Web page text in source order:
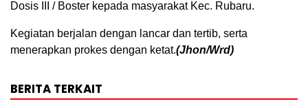
Dosis III / Boster kepada masyarakat Kec. Rubaru.
Kegiatan berjalan dengan lancar dan tertib, serta
menerapkan prokes dengan ketat.(Jhon/Wrd)
BERITA TERKAIT